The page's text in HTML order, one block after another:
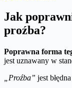
Jak
proźba?
Poprawna forma
jest uznawany w
„Proźba” jest